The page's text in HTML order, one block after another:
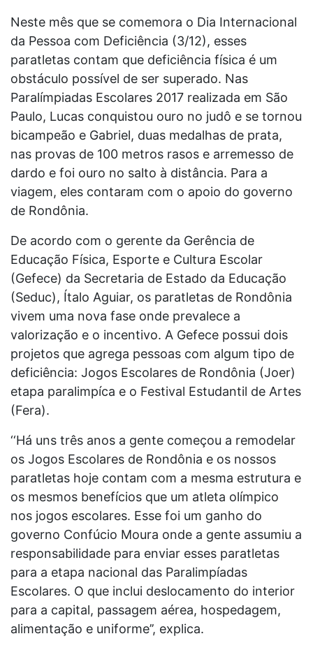
Neste mês que se comemora o Dia Internacional
da Pessoa com Deficiência (3/12), esses
paratletas contam que deficiência física é um
obstáculo possível de ser superado. Nas
Paralímpiadas Escolares 2017 realizada em São
Paulo, Lucas conquistou ouro no judô e se tornou
bicampeão e Gabriel, duas medalhas de prata,
nas provas de 100 metros rasos e arremesso de
dardo e foi ouro no salto à distância. Para a
viagem, eles contaram com o apoio do governo
de Rondônia.
De acordo com o gerente da Gerência de
Educação Física, Esporte e Cultura Escolar
(Gefece) da Secretaria de Estado da Educação
(Seduc), Ítalo Aguiar, os paratletas de Rondônia
vivem uma nova fase onde prevalece a
valorização e o incentivo. A Gefece possui dois
projetos que agrega pessoas com algum tipo de
deficiência: Jogos Escolares de Rondônia (Joer)
etapa paralimpíca e o Festival Estudantil de Artes
(Fera).
‘‘Há uns três anos a gente começou a remodelar
os Jogos Escolares de Rondônia e os nossos
paratletas hoje contam com a mesma estrutura e
os mesmos benefícios que um atleta olímpico
nos jogos escolares. Esse foi um ganho do
governo Confúcio Moura onde a gente assumiu a
responsabilidade para enviar esses paratletas
para a etapa nacional das Paralimpíadas
Escolares. O que inclui deslocamento do interior
para a capital, passagem aérea, hospedagem,
alimentação e uniforme’’, explica.